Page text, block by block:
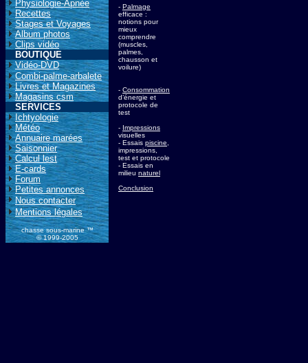
Physiologie-Apnée
Recettes
Stages et Voyages
Album photos
Clips vidéo
BOUTIQUE
Vidéo-DVD
Combi-palme-arbalete
Livres et Magazines
Magasins csm
SERVICES
Ichtyologie
Météo
Annuaire marées
Saisonnier
Calcul lest
E-cards
Forum
Petites annonces
Nous contacter
Mentions légales
chasse sous-marine ™
© 1999-2005
- Palmage
efficace :
notions pour
mieux
comprendre
(muscles,
palmes,
chausson et
voilure)
- Consommation
d’énergie et
protocole de
test
- Impressions
visuelles
- Essais piscine
impressions,
test et protocole
- Essais en
milieu naturel
Conclusion